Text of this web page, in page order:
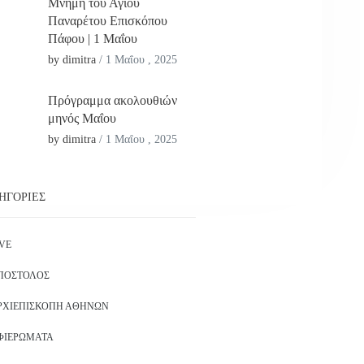
Μνήμη του Αγίου
Παναρέτου Επισκόπου
Πάφου | 1 Μαΐου
by dimitra / 1 Μαΐου , 2025
Πρόγραμμα ακολουθιών
μηνός Μαΐου
by dimitra / 1 Μαΐου , 2025
ΑΘΗΝΏΝ